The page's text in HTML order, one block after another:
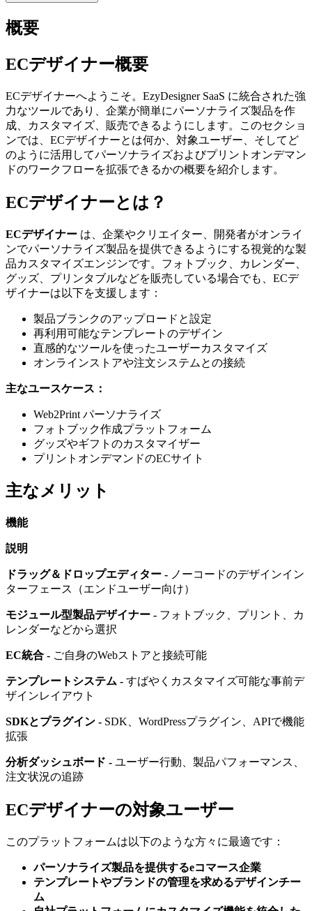
概要
ECデザイナー概要
ECデザイナーへようこそ。EzyDesigner SaaS に統合された強
力なツールであり、企業が簡単にパーソナライズ製品を作
成、カスタマイズ、販売できるようにします。このセクショ
ンでは、ECデザイナーとは何か、対象ユーザー、そしてど
のように活用してパーソナライズおよびプリントオンデマン
ドのワークフローを拡張できるかの概要を紹介します。
ECデザイナーとは？
ECデザイナー は、企業やクリエイター、開発者がオンライ
ンでパーソナライズ製品を提供できるようにする視覚的な製
品カスタマイズエンジンです。フォトブック、カレンダー、
グッズ、プリンタブルなどを販売している場合でも、ECデ
ザイナーは以下を支援します：
製品ブランクのアップロードと設定
再利用可能なテンプレートのデザイン
直感的なツールを使ったユーザーカスタマイズ
オンラインストアや注文システムとの接続
主なユースケース：
Web2Print パーソナライズ
フォトブック作成プラットフォーム
グッズやギフトのカスタマイザー
プリントオンデマンドのECサイト
主なメリット
機能
説明
ドラッグ＆ドロップエディター - ノーコードのデザインイン
ターフェース（エンドユーザー向け）
モジュール型製品デザイナー - フォトブック、プリント、カ
レンダーなどから選択
EC統合 - ご自身のWebストアと接続可能
テンプレートシステム - すばやくカスタマイズ可能な事前デ
ザインレイアウト
SDKとプラグイン - SDK、WordPressプラグイン、APIで機能
拡張
分析ダッシュボード - ユーザー行動、製品パフォーマンス、
注文状況の追跡
ECデザイナーの対象ユーザー
このプラットフォームは以下のような方々に最適です：
パーソナライズ製品を提供するeコマース企業
テンプレートやブランドの管理を求めるデザインチー
ム